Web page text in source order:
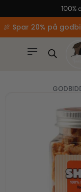
📦 95% af
🍖 Spar 20% på